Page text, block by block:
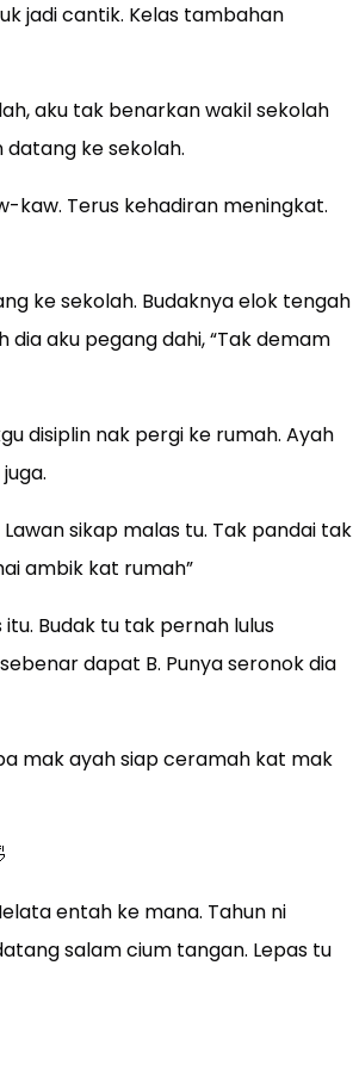
jadi cantik. Kelas tambahan
aku tak benarkan wakil sekolah
ke sekolah.
kaw. Terus kehadiran meningkat.
ke sekolah. Budaknya elok tengah
dia aku pegang dahi, “Tak demam
disiplin nak pergi ke rumah. Ayah
sikap malas tu. Tak pandai tak
ambik kat rumah”
Budak tu tak pernah lulus
dapat B. Punya seronok dia
mak ayah siap ceramah kat mak
entah ke mana. Tahun ni
salam cium tangan. Lepas tu